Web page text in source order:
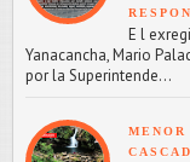
E l
Yanacancha, Mario
por la Superintende...